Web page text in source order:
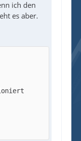
ich den
es aber.